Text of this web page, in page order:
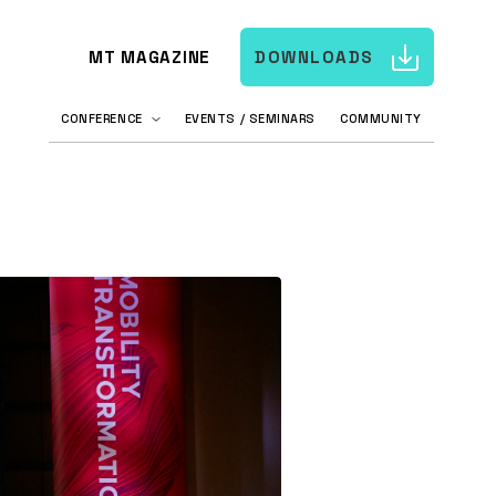
DOWNLOADS
MT MAGAZINE
CONFERENCE EVENTS / SEMINARS COMMUNITY